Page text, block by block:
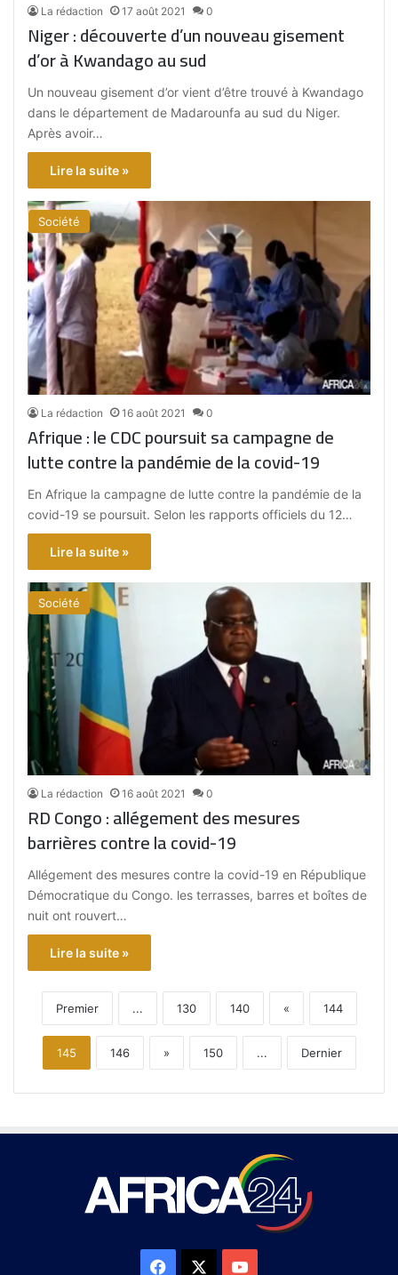
La rédaction 17 août 2021 0
Niger : découverte d’un nouveau gisement
d’or à Kwandago au sud
Un nouveau gisement d’or vient d’être trouvé à Kwandago
dans le département de Madarounfa au sud du Niger.
Après avoir…
Lire la suite »
Société
La rédaction 16 août 2021 0
Afrique : le CDC poursuit sa campagne de
lutte contre la pandémie de la covid-19
En Afrique la campagne de lutte contre la pandémie de la
covid-19 se poursuit. Selon les rapports officiels du 12…
Lire la suite »
Société
La rédaction 16 août 2021 0
RD Congo : allégement des mesures
barrières contre la covid-19
Allégement des mesures contre la covid-19 en République
Démocratique du Congo. les terrasses, barres et boîtes de
nuit ont rouvert…
Lire la suite »
Premier ... 130 140 « 144
145 146 » 150 ... Dernier